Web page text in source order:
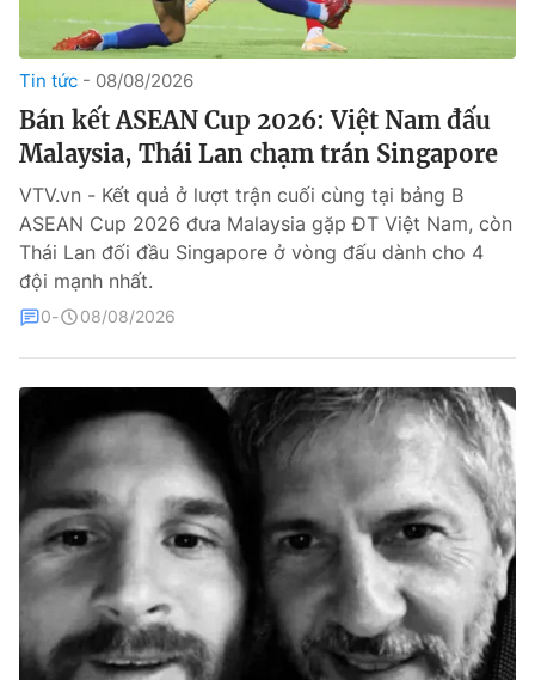
Chân dung
Sự kiện
Bóng đá
Thể thao Điện tử
Các môn khác
VIDEO
Bên lề
THỜI BÁO VTV
Tin tức 08/08/2026
Bán kết ASEAN Cup 2026: Việt Nam đấu
Malaysia, Thái Lan chạm trán Singapore
VTV.vn - Kết quả ở lượt trận cuối cùng tại bảng B
ASEAN Cup 2026 đưa Malaysia gặp ĐT Việt Nam, còn
Thái Lan đối đầu Singapore ở vòng đấu dành cho 4
đội mạnh nhất.
0 08/08/2026